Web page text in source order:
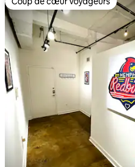
sur 5 sur la base de 197
Coup de cœur voyageurs